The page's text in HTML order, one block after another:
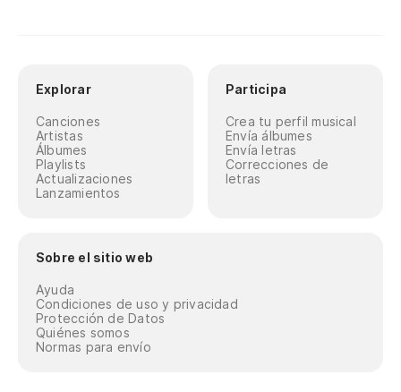
Explorar
Canciones
Artistas
Álbumes
Playlists
Actualizaciones
Lanzamientos
Participa
Crea tu perfil musical
Envía álbumes
Envía letras
Correcciones de
letras
Sobre el sitio web
Ayuda
Condiciones de uso y privacidad
Protección de Datos
Quiénes somos
Normas para envío